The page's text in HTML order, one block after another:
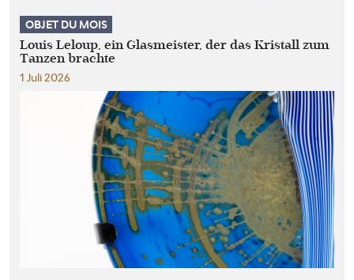
OBJET DU MOIS
Louis Leloup, ein Glasmeister, der das Kristall zum
Tanzen brachte
1 Juli 2026